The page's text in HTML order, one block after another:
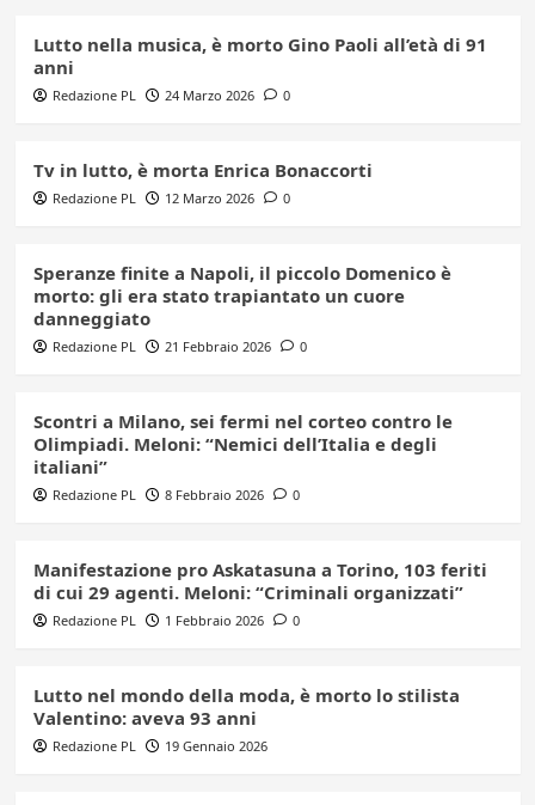
Lutto nella musica, è morto Gino Paoli all’età di 91
anni
Redazione PL 24 Marzo 2026 0
Tv in lutto, è morta Enrica Bonaccorti
Redazione PL 12 Marzo 2026 0
Speranze finite a Napoli, il piccolo Domenico è
morto: gli era stato trapiantato un cuore
danneggiato
Redazione PL 21 Febbraio 2026 0
Scontri a Milano, sei fermi nel corteo contro le
Olimpiadi. Meloni: “Nemici dell’Italia e degli
italiani”
Redazione PL 8 Febbraio 2026 0
Manifestazione pro Askatasuna a Torino, 103 feriti
di cui 29 agenti. Meloni: “Criminali organizzati”
Redazione PL 1 Febbraio 2026 0
Lutto nel mondo della moda, è morto lo stilista
Valentino: aveva 93 anni
Redazione PL 19 Gennaio 2026